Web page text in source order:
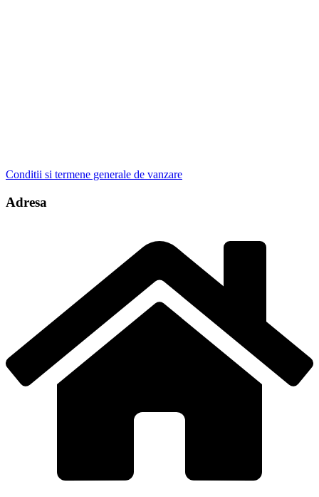
Conditii si termene generale de vanzare
Adresa